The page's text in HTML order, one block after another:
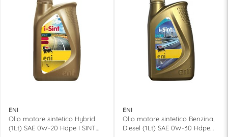
ENI
Olio motore sintetico Hybrid
(1Lt) SAE 0W-20 Hdpe I SINT
ENI
Olio motore sintetico Benzina,
Diesel (1Lt) SAE 0W-30 Hdpe